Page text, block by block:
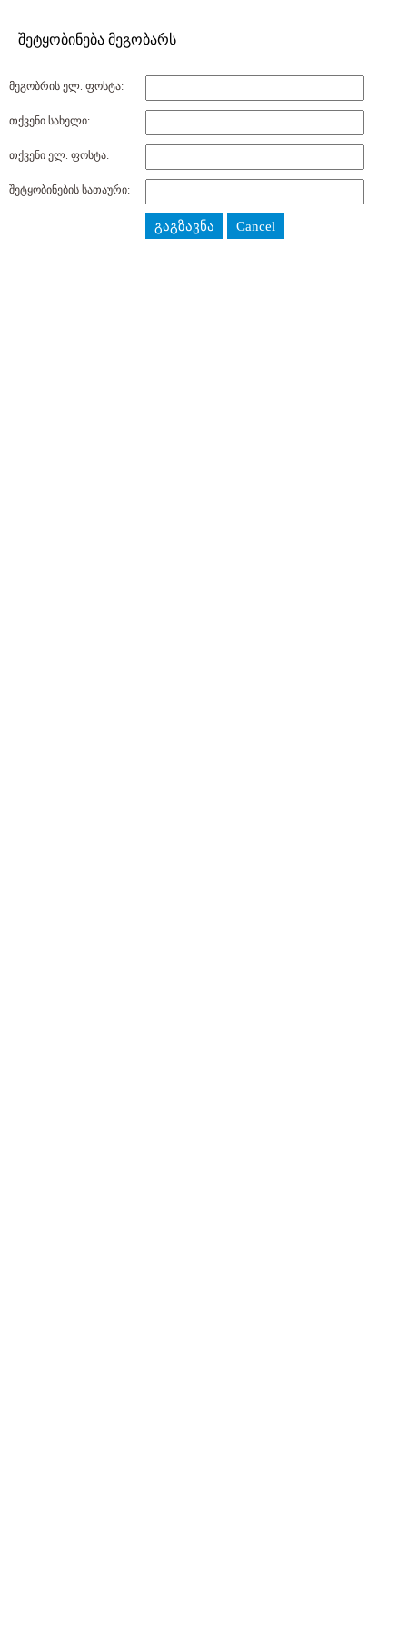
შეტყობინება მეგობარს
მეგობრის ელ. ფოსტა:
თქვენი სახელი:
თქვენი ელ. ფოსტა:
შეტყობინების სათაური:
გაგზავნა Cancel